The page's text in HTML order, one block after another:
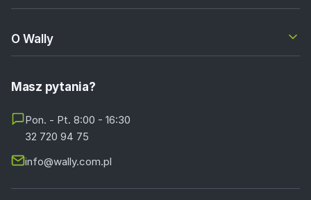
O Wally
Masz pytania?
Pon. - Pt. 8:00 - 16:30
32 720 94 75
info@wally.com.pl